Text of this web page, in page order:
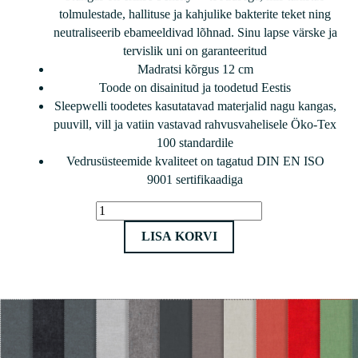
tolmulestade, hallituse ja kahjulike bakterite teket ning
neutraliseerib ebameeldivad lõhnad. Sinu lapse värske ja
tervislik uni on garanteeritud
Madratsi kõrgus 12 cm
Toode on disainitud ja toodetud Eestis
Sleepwelli toodetes kasutatavad materjalid nagu kangas,
puuvill, vill ja vatiin vastavad rahvusvahelisele Öko-Tex
100 standardile
Vedrusüsteemide kvaliteet on tagatud DIN EN ISO
9001 sertifikaadiga
Sleepwell
80x160
kogus
LISA KORVI